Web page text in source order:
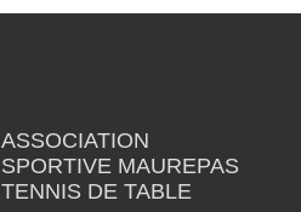
ASSOCIATION
SPORTIVE MAUREPAS
TENNIS DE TABLE